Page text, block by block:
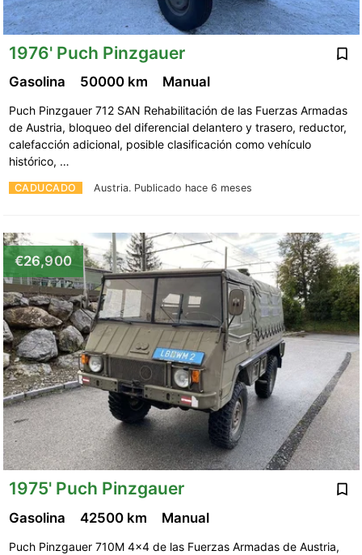
1976' Puch Pinzgauer
CADUCADO Austria. Publicado hace 6 meses
Gasolina 50000 km Manual
Puch Pinzgauer 712 SAN Rehabilitación de las Fuerzas Armadas
de Austria, bloqueo del diferencial delantero y trasero, reductor,
calefacción adicional, posible clasificación como vehículo
histórico, …
€26,900
1975' Puch Pinzgauer
Gasolina 42500 km Manual
Puch Pinzgauer 710M 4x4 de las Fuerzas Armadas de Austria,